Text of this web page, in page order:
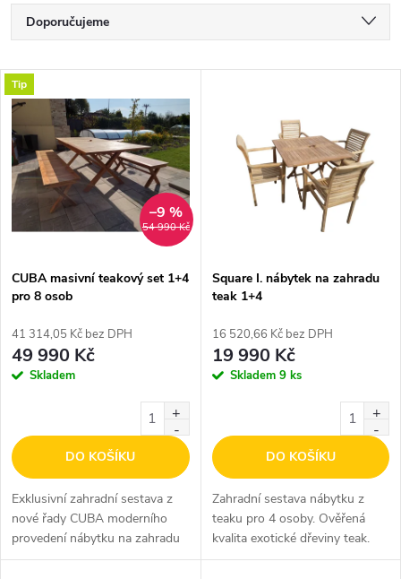
Ř
a
z
e
n
í
p
r
o
d
u
k
t
Doporučujeme
Nejdražší
Nejprodávanější
Abecedně
V
ý
p
i
s
p
r
d
u
k
Tip
54 990 Kč
–9 %
CUBA masivní teakový set 1+4
pro 8 osob
41 314,05 Kč bez DPH
49 990 Kč
Skladem
DO KOŠÍKU
Exklusivní zahradní sestava z
nové řady CUBA moderního
provedení nábytku na zahradu
z teaku. Kompletní sestava
Square I. nábytek na zahradu
teak 1+4
16 520,66 Kč bez DPH
19 990 Kč
Skladem 9 ks
DO KOŠÍKU
Zahradní sestava nábytku z
teaku pro 4 osoby. Ověřená
kvalita exotické dřeviny teak.